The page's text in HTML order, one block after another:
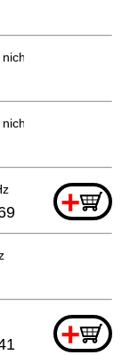
bestellbar
bestellbar
+
+